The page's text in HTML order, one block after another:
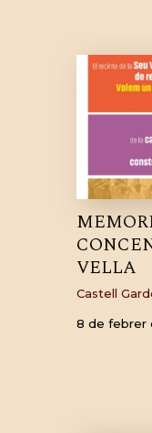
VELLA
Castell
8 de febrer